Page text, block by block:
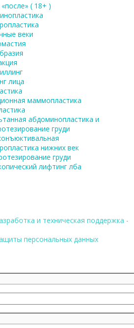
( 18+ )
веки
лица
маммопластика
абдоминопластика и
груди
нижних век
груди
лифтинг лба
и техническая поддержка -
персональных данных